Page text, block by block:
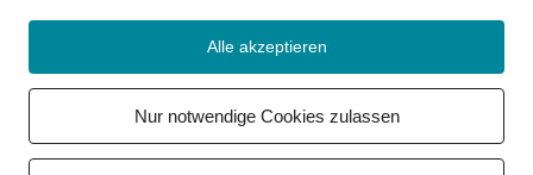
Alle akzeptieren
Nur notwendige Cookies zulassen